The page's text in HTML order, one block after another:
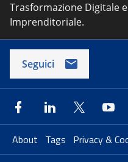
Trasformazione Digitale
Imprenditoriale.
Seguici
About Tags Privacy &